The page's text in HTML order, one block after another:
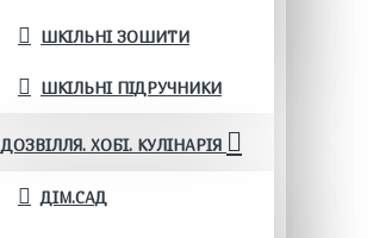
ШКІЛЬНІ ЗОШИТИ
ШКІЛЬНІ ПІДРУЧНИКИ
ДОЗВІЛЛЯ. ХОБІ. КУЛІНАРІЯ
ДІМ.САД